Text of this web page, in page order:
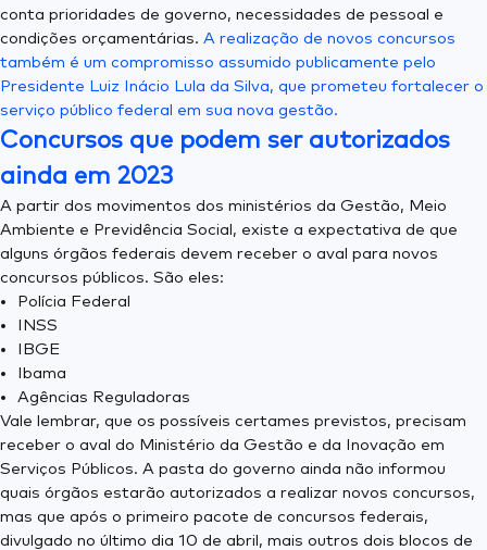
conta prioridades de governo, necessidades de pessoal e
condições orçamentárias. A realização de novos concursos
também é um compromisso assumido publicamente pelo
Presidente Luiz Inácio Lula da Silva, que prometeu fortalecer o
serviço público federal em sua nova gestão.
Concursos que podem ser autorizados
ainda em 2023
A partir dos movimentos dos ministérios da Gestão, Meio
Ambiente e Previdência Social, existe a expectativa de que
alguns órgãos federais devem receber o aval para novos
concursos públicos. São eles:
Polícia Federal
INSS
IBGE
Ibama
Agências Reguladoras
Vale lembrar, que os possíveis certames previstos, precisam
receber o aval do Ministério da Gestão e da Inovação em
Serviços Públicos. A pasta do governo ainda não informou
quais órgãos estarão autorizados a realizar novos concursos,
mas que após o primeiro pacote de concursos federais,
divulgado no último dia 10 de abril, mais outros dois blocos de